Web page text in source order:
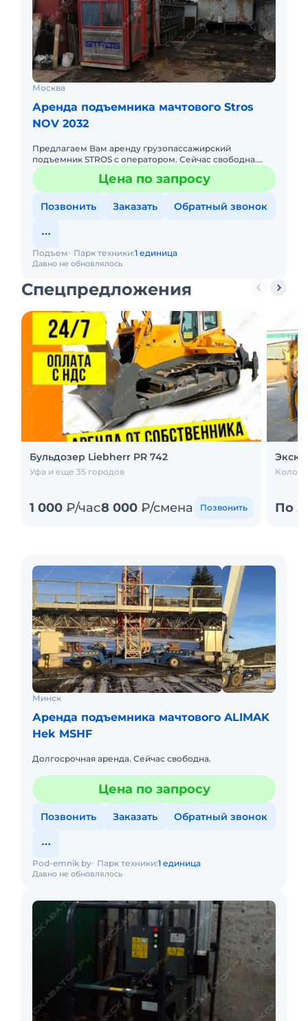
Москва
Аренда подъемника мачтового Stros
NOV 2032
Предлагаем Вам аренду грузопассажирский
подъемник STROS c оператором. Сейчас свободна.
Долгосрочная аренда. Высота до 150 м. Г/п 2000кг/20
чел.
Цена по запросу
Позвонить Заказать Обратный звонок
Давно не обновлялось
Подъем Парк техники:1 единица
Спецпредложения
Бульдозер Liebherr PR 742
Уфа и еще 35 городов
1 000 ₽/час8 000₽/смена Позвонить По
Минск
Аренда подъемника мачтового ALIMAK
Hek MSHF
Долгосрочная аренда. Сейчас свободна.
Цена по запросу
Позвонить Заказать Обратный звонок
Давно не обновлялось
Pod-emnik by Парк техники:1 единица